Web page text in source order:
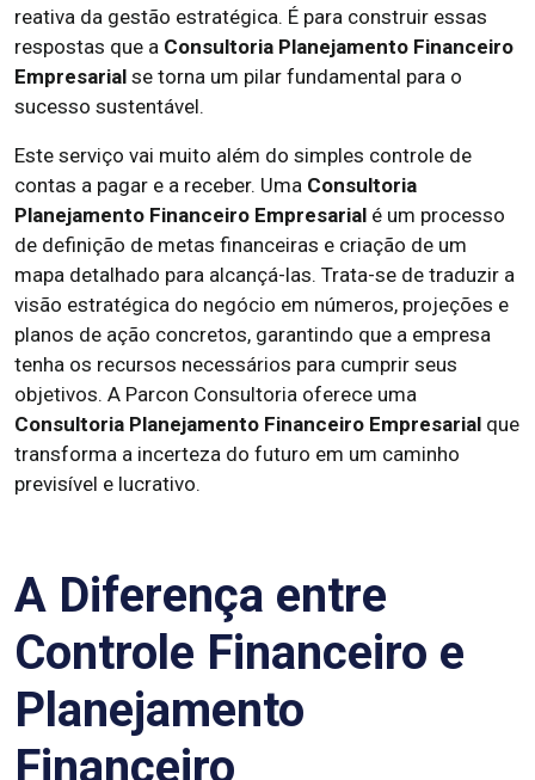
reativa da gestão estratégica. É para construir essas
respostas que a Consultoria Planejamento Financeiro
Empresarial se torna um pilar fundamental para o
sucesso sustentável.
Este serviço vai muito além do simples controle de
contas a pagar e a receber. Uma Consultoria
Planejamento Financeiro Empresarial é um processo
de definição de metas financeiras e criação de um
mapa detalhado para alcançá-las. Trata-se de traduzir a
visão estratégica do negócio em números, projeções e
planos de ação concretos, garantindo que a empresa
tenha os recursos necessários para cumprir seus
objetivos. A Parcon Consultoria oferece uma
Consultoria Planejamento Financeiro Empresarial que
transforma a incerteza do futuro em um caminho
previsível e lucrativo.
A Diferença entre
Controle Financeiro e
Planejamento
Financeiro